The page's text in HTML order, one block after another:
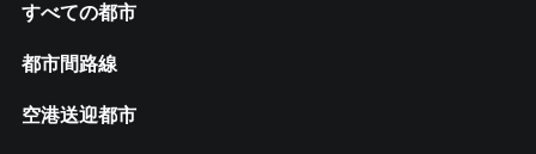
すべての都市
都市間路線
空港送迎都市